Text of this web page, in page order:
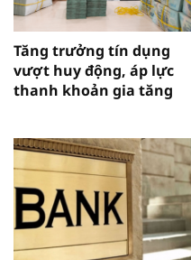
Tăng trưởng tín dụng
vượt huy động, áp lực
thanh khoản gia tăng